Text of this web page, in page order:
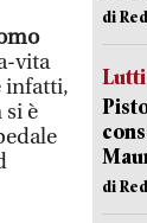
vita
infatti,
si è
di
Lutti
di